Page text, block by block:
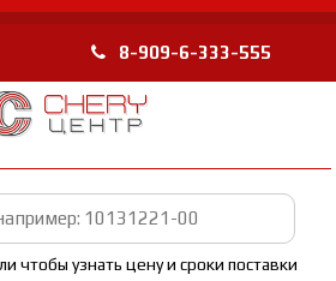
8-909-6-333-555
чтобы узнать цену и сроки поставки